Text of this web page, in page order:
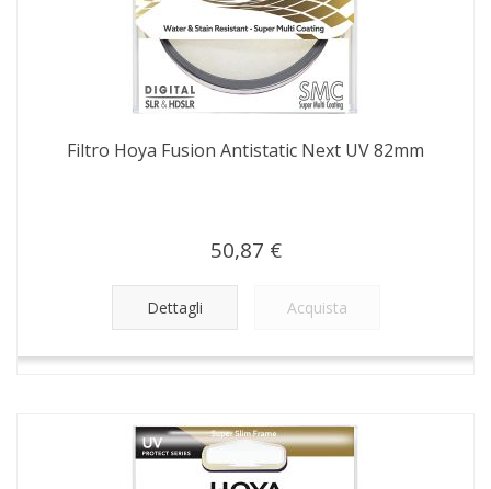
Filtro Hoya Fusion Antistatic Next UV 82mm
50,87 €
Dettagli Acquista